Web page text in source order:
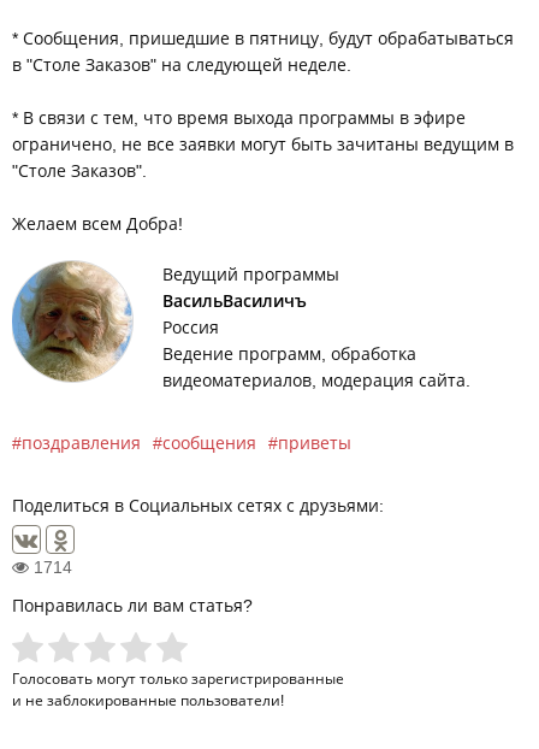
* Сообщения, пришедшие в пятницу, будут обрабатываться
в "Столе Заказов" на следующей неделе.
* В связи с тем, что время выхода программы в эфире
ограничено, не все заявки могут быть зачитаны ведущим в
"Столе Заказов".
Желаем всем Добра!
Ведущий программы
ВасильВасиличъ
Россия
Ведение программ, обработка
видеоматериалов, модерация сайта.
поздравления сообщения приветы
Поделиться в Социальных сетях с друзьями:
1714
Понравилась ли вам статья?
Голосовать могут только зарегистрированные
и не заблокированные пользователи!